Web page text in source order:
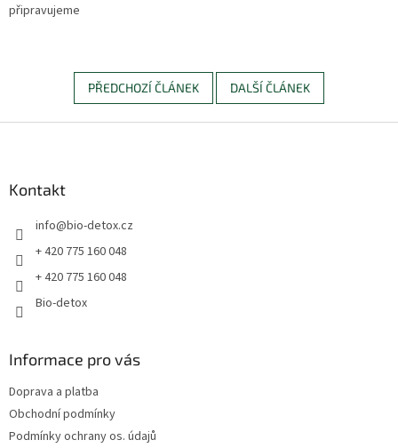
připravujeme
PŘEDCHOZÍ ČLÁNEK DALŠÍ ČLÁNEK
Kontakt
info@bio-detox.cz
+ 420 775 160 048
+ 420 775 160 048
Bio-detox
Informace pro vás
Doprava a platba
Obchodní podmínky
Podmínky ochrany os. údajů